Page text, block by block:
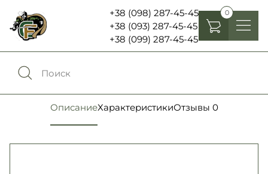
+38 (098) 287-45-45
+38 (093) 287-45-45
+38 (099) 287-45-45
0
Сравнение0
Избранное0
Обувь
ОписаниеХарактеристикиОтзывы 0